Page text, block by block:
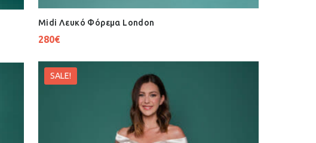
Midi Λευκό Φόρεμα London
280€
SALE!